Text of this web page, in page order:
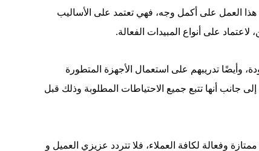
هذا العمل على أكمل وجه، فهي تعتمد على الأساليب
على أنواع المبيدات الفعالة.
وأيضًا تدريبهم على استعمال الأجهزة المتطورة
جانب أنها تتبع جميع الاحتياطات المطلوبة وذلك قبل
وفعالة لكافة العملاء، فلا تتردد عزيزي العميل و